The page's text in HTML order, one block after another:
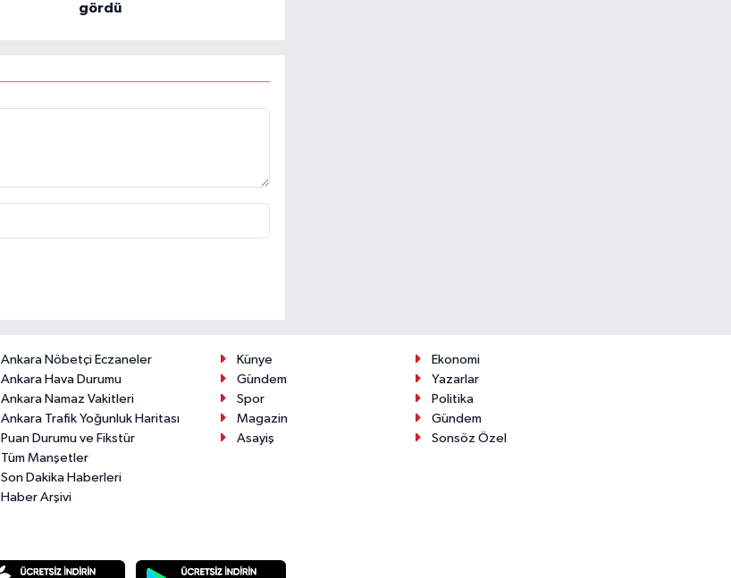
gördü
Ankara Nöbetçi Eczaneler
Ankara Hava Durumu
Ankara Namaz Vakitleri
Ankara Trafik Yoğunluk Haritası
Puan Durumu ve Fikstür
Tüm Manşetler
Son Dakika Haberleri
Haber Arşivi
Künye
Ekonomi
Gündem
Yazarlar
Spor
Politika
Magazin
Gündem
Asayiş
Sonsöz Özel